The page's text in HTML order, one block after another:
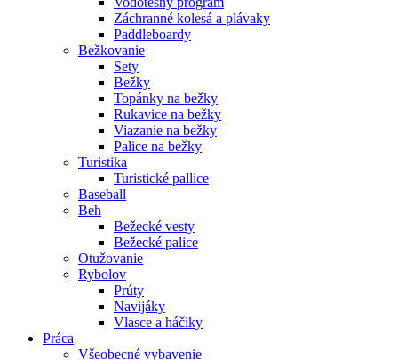
Záchranné kolesá a plávaky
Paddleboardy
Bežkovanie
Sety
Bežky
Topánky na bežky
Rukavice na bežky
Viazanie na bežky
Palice na bežky
Turistika
Turistické pallice
Baseball
Beh
Bežecké vesty
Bežecké palice
Otužovanie
Rybolov
Prúty
Navijáky
Vlasce a háčiky
Práca
Všeobecné vybavenie